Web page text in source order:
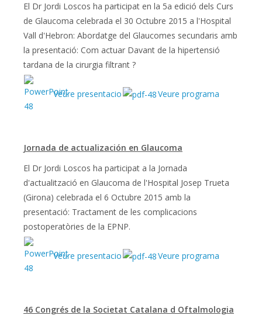
El Dr Jordi Loscos ha participat en la 5a edició dels Curs
de Glaucoma celebrada el 30 Octubre 2015 a l'Hospital
Vall d'Hebron: Abordatge del Glaucomes secundaris amb
la presentació: Com actuar Davant de la hipertensió
tardana de la cirurgia filtrant ?
Veure presentacio Veure programa
Jornada de actualización en Glaucoma
El Dr Jordi Loscos ha participat a la Jornada
d'actualització en Glaucoma de l'Hospital Josep Trueta
(Girona) celebrada el 6 Octubre 2015 amb la
presentació: Tractament de les complicacions
postoperatòries de la EPNP.
Veure presentacio Veure programa
46 Congrés de la Societat Catalana d Oftalmologia